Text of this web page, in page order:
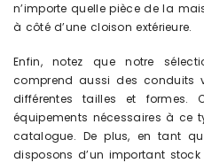
n’importe quelle pièce de la
à côté d’une cloison extérieure.
Enfin, notez que notre
comprend aussi des conduits
différentes tailles et formes.
équipements nécessaires à ce
catalogue. De plus, en tant
disposons d’un important